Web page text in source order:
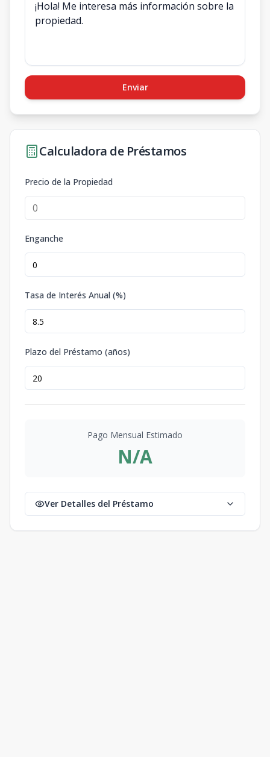
Enviar
Calculadora de Préstamos
Precio de la Propiedad
Enganche
Tasa de Interés Anual (%)
Plazo del Préstamo (años)
Pago Mensual Estimado
N/A
Ver Detalles del Préstamo